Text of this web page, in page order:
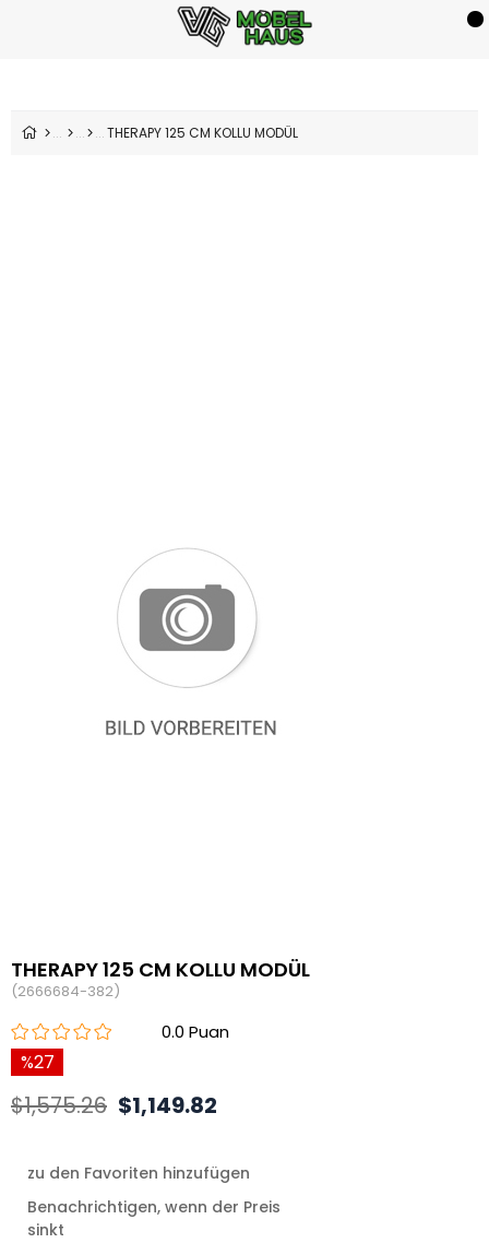
THERAPY 125 CM KOLLU MODÜL
THERAPY 125 CM KOLLU MODÜL
(2666684-382)
0.0
27
$1,575.26 $1,149.82
zu den Favoriten hinzufügen
Benachrichtigen, wenn der Preis
sinkt